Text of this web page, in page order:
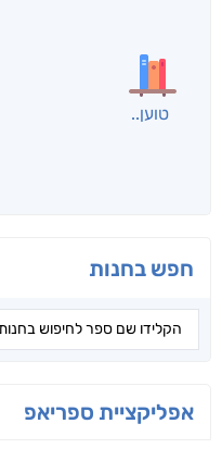
אנשים שקראו את זה